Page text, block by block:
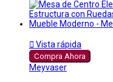
 Vista rápida
Compra Ahora
Meyvaser